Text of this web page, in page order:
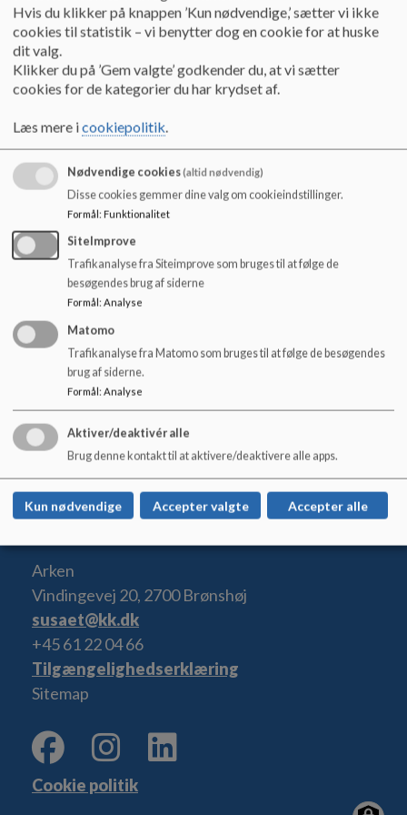
Fra vuggestue til børnehave
Inden jeres barn skal starte i børnehave, bliver de en del af
vores minigruppe. Minigruppen lærer, hvad det vil sige at gå i
børnehave. Det vil sige, at vi lærer børnene - i samarbejde
med jer forældre - at smide bleen, så de kan komme med på
længere ture, når de starter i børnehaven. Vi lærer dem blandt
andet også at vaske hænder selv og at åbne madpakken selv.
indkøringen i børnehaven.
Fra børnehave til skole
Vores ældste gruppe kalder vi Agurkerne, og Skoleagurkerne
er den del af gruppen, som skal begynde i skole. I gruppen
med skoleagurkerne arbejder vi med skoleforberedende
aktiviteter: Børnene lærer tal og bogstaver, og de lærer
grundlæggende ting som at holde på en blyant, klippe efter
en streg og at skrive deres navne. Vi har også fokus på, at de
sociale relationer ændrer sig, og at børnene skal indgå i
større grupper og tage hensyn til hinanden på nye måder.
En del af dette arbejde er også vores forældresamtale, hvor vi
snakker om, hvor jeres barn er i forhold til skolestart, hvad
der er vigtigt at fokusere på, og hvilken viden vi skal
videregive til skolen.
Arken
Vindingevej 20, 2700 Brønshøj
susaet@kk.dk
+45 61 22 04 66
Tilgængelighedserklæring
Sitemap
Cookie politik
Hvis du klikker på knappen ’Kun nødvendige,’ sætter vi ikke
cookies til statistik – vi benytter dog en cookie for at huske
dit valg.
Klikker du på ’Gem valgte’ godkender du, at vi sætter
cookies for de kategorier du har krydset af.
Læs mere icookiepolitik.
Nødvendige cookies(altid nødvendig)
Disse cookies gemmer dine valg om cookieindstillinger.
Formål: Funktionalitet
SiteImprove
Trafikanalyse fra Siteimprove som bruges til at følge de
besøgendes brug af siderne
Formål : Analyse
Matomo
Trafikanalyse fra Matomo som bruges til at følge de besøgendes
brug af siderne.
Formål: Analyse
Aktiver/deaktivér alle
Brug denne kontakt til at aktivere/deaktivere alle apps.
Kun nødvendige Accepter valgte Accepter alle